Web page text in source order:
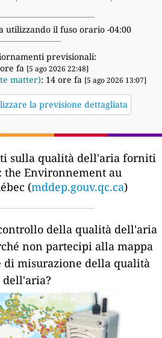
utilizzando il fuso orario -04:00
previsionali:
fa [5 ago 2026 22:48]
matter): 14 ore fa [5 ago 2026 13:07]
la previsione dettagliata
sulla qualità dell'aria forniti
the Environnement au
(mddep.gouv.qc.ca)
della qualità dell'aria
non partecipi alla mappa
di misurazione della qualità
dell'aria?